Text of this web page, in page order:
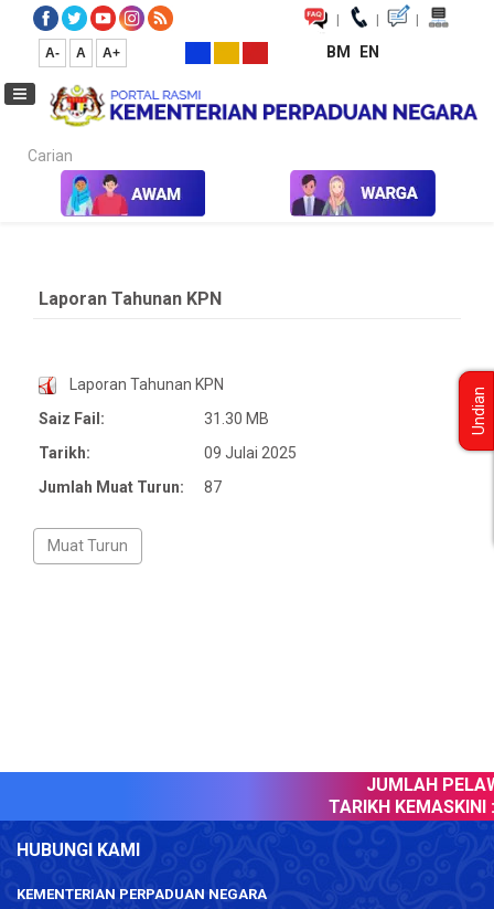
| | |
A- A A+ BM EN
Carian...
Laman Utama Penerbitan Unpublish Laporan Tahunan KPN
Laporan Tahunan KPN
Laporan Tahunan KPN
Saiz Fail:
31.30 MB
Tarikh:
09 Julai 2025
Jumlah Muat Turun:
87
JUMLAH
TARIKH KEMASKINI :
HUBUNGI KAMI
KEMENTERIAN PERPADUAN NEGARA
Undian